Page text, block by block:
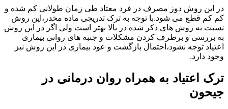
در این روش دوز مصرف در فرد معتاد طی زمان طولانی کم شده و
کم کم قطع می شود.با توجه به ترک تدریجی ماده مخدر،این روش
نسبت به روش های ذکر شده در بالا بهتر است ولی اگر در این روش
به بررسی و برطرف کردن مشکلات و جنبه های روانی بیماری
اعتیاد توجه نشود،احتمال بازگشت و عود بیماری در این روش نیز
وجود دارد.
ترک اعتیاد به همراه روان درمانی در
جیحون